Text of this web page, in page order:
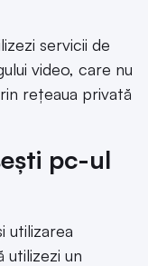
servicii de
video, care nu
rețeaua privată
pc-ul
utilizarea
utilizezi un